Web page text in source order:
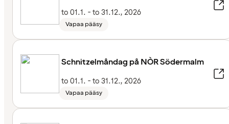
to 01.1. - to 31.12., 2026
Vapaa pääsy
Schnitzelmåndag på NÒR Södermalm
to 01.1. - to 31.12., 2026
Vapaa pääsy